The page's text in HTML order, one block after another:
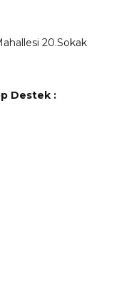
20.Sokak
Destek :